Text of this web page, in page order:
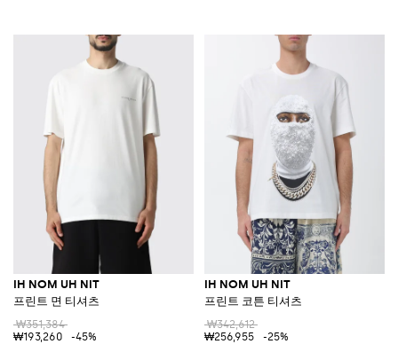
IH NOM UH NIT
프린트 면 티셔츠
₩351,384
₩193,260
-45%
IH NOM UH NIT
프린트 코튼 티셔츠
₩342,612
₩256,955
-25%